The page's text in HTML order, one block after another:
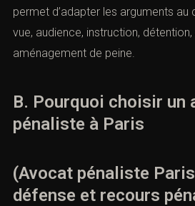
permet d’adapter les arguments au
vue, audience, instruction,
aménagement de peine.
B. Pourquoi choisir un
pénaliste à Paris
(Avocat pénaliste
défense et recours